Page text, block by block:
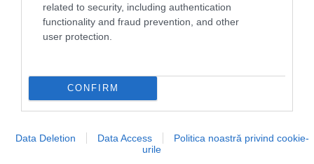
related to security, including authentication
functionality and fraud prevention, and other
user protection.
CONFIRM
Data Deletion Data Access
Politica noastră privind cookie-
urile
subliniat cât de mult se simt ca acasă în acest oraș.
Nu este de mirare că atât de mulți oameni vor să se
întoarcă, deoarece există extrem de multe detalii
imposibil să explorezi tot ceea ce are Londra de
oferit într-o singură călătorie.